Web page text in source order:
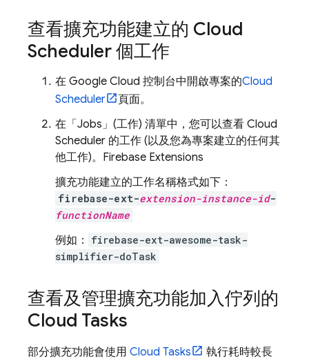
查看擴充功能建立的 Cloud
Scheduler個工作
在 Google Cloud 控制台中開啟專案的Cloud
Scheduler
頁面。
在「Jobs」(工作) 清單中，您可以查看 Cloud
Scheduler 的工作 (以及您為專案建立的任何其
他工作)。 Firebase Extensions
擴充功能建立的工作名稱格式如下：
firebase-ext-extension-instance-id-
functionName
例如：
firebase-ext-awesome-task-
simplifier-doTask
查看及管理擴充功能加入佇列的
Cloud Tasks
部分擴充功能會使用 Cloud Tasks
執行耗時較長